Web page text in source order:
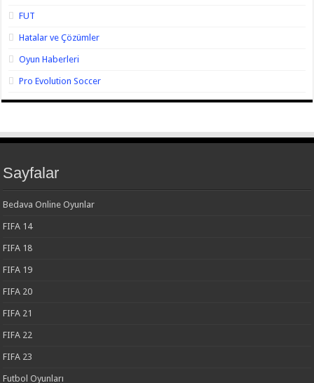
FUT
Hatalar ve Çözümler
Oyun Haberleri
Pro Evolution Soccer
Sayfalar
Bedava Online Oyunlar
FIFA 14
FIFA 18
FIFA 19
FIFA 20
FIFA 21
FIFA 22
FIFA 23
Futbol Oyunları